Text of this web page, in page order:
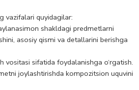
vazifalari quyidagilar:
shakldagi predmetlarni
asosiy qismi va detallarini berishga
vositasi sifatida foydalanishga o‘rgatish.
joylashtirishda kompozitsion uquvini